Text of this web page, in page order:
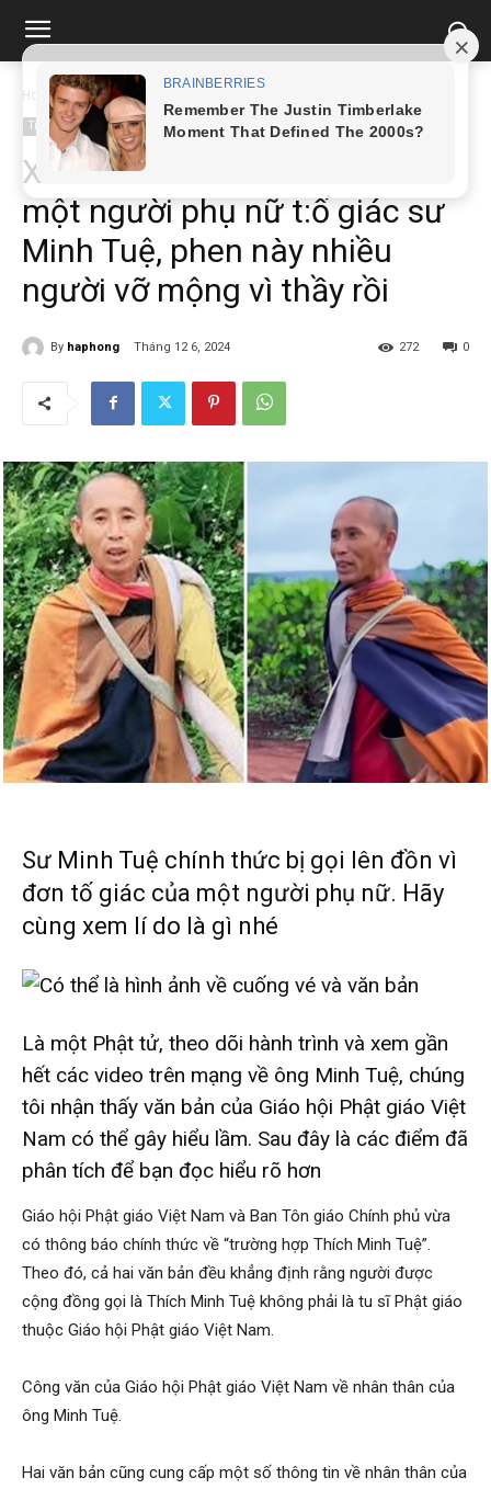
Home Tin tức Xôn xao hình ảnh lá đơn của một người phụ nữ t:ố...
Tin tức
Xôn xao hình ảnh lá đơn của
một người phụ nữ t:ố giác sư
Minh Tuệ, phen này nhiều
người vỡ mộng vì thầy rồi
By haphong Tháng 12 6, 2024 0
272
Sư Minh Tuệ chính thức bị gọi lên đồn vì
đơn tố giác của một người phụ nữ. Hãy
cùng xem lí do là gì nhé
Là một Phật tử, theo dõi hành trình và xem gần
hết các video trên mạng về ông Minh Tuệ, chúng
tôi nhận thấy văn bản của Giáo hội Phật giáo Việt
Nam có thể gây hiểu lầm. Sau đây là các điểm đã
phân tích để bạn đọc hiểu rõ hơn
Giáo hội Phật giáo Việt Nam và Ban Tôn giáo Chính phủ vừa
có thông báo chính thức về “trường hợp Thích Minh Tuệ”.
Theo đó, cả hai văn bản đều khẳng định rằng người được
cộng đồng gọi là Thích Minh Tuệ không phải là tu sĩ Phật giáo
thuộc Giáo hội Phật giáo Việt Nam.
Công văn của Giáo hội Phật giáo Việt Nam về nhân thân của
ông Minh Tuệ.
Hai văn bản cũng cung cấp một số thông tin về nhân thân của